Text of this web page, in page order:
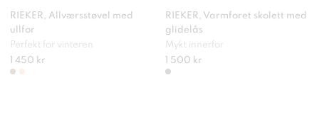
RIEKER, Allværsstøvel med
ullfor
Perfekt for vinteren
1 450 kr
RIEKER, Varmforet skolett med
glidelås
Mykt innerfor
1 500 kr